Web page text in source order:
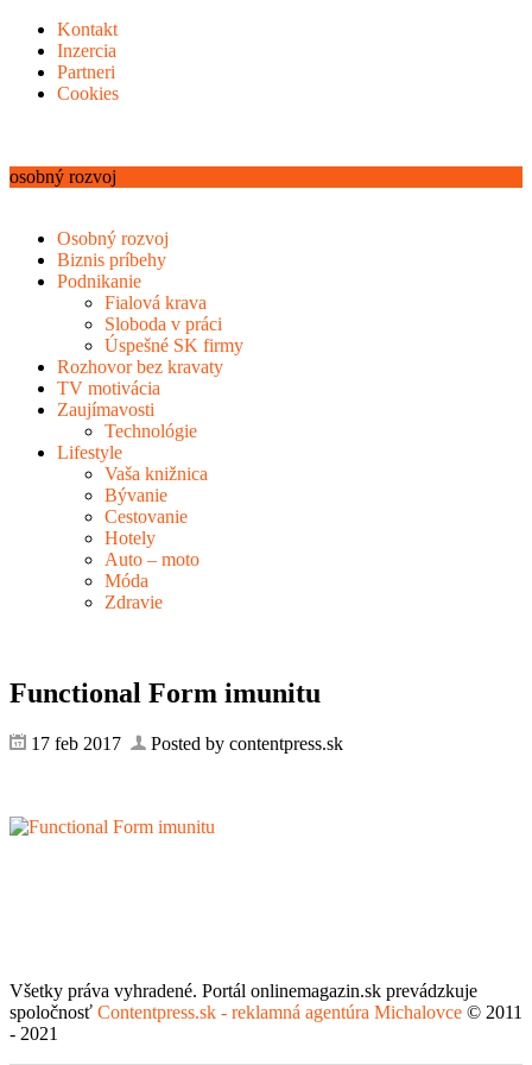
Kontakt
Inzercia
Partneri
Cookies
osobný rozvoj
Osobný rozvoj
Biznis príbehy
Podnikanie
Fialová krava
Sloboda v práci
Úspešné SK firmy
Rozhovor bez kravaty
TV motivácia
Zaujímavosti
Technológie
Lifestyle
Vaša knižnica
Bývanie
Cestovanie
Hotely
Auto – moto
Móda
Zdravie
Functional Form imunitu
17 feb 2017 Posted by contentpress.sk
Všetky práva vyhradené. Portál onlinemagazin.sk prevádzkuje
spoločnosť Contentpress.sk - reklamná agentúra Michalovce © 2011
- 2021